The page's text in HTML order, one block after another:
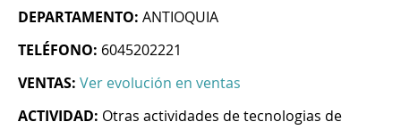
DEPARTAMENTO: ANTIOQUIA
TELÉFONO: 6045202221
VENTAS: Ver evolución en ventas
ACTIVIDAD: Otras actividades de tecnologias de